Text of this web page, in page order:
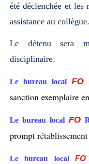
été déclenchée et
assistance au collègue.
Le détenu sera
disciplinaire.
Le bureau local FO
sanction exemplaire
Le bureau local FO
prompt
Le bureau local FO